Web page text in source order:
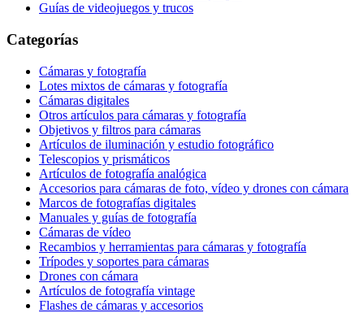
Guías de videojuegos y trucos
Categorías
Cámaras y fotografía
Lotes mixtos de cámaras y fotografía
Cámaras digitales
Otros artículos para cámaras y fotografía
Objetivos y filtros para cámaras
Artículos de iluminación y estudio fotográfico
Telescopios y prismáticos
Artículos de fotografía analógica
Accesorios para cámaras de foto, vídeo y drones con cámara
Marcos de fotografías digitales
Manuales y guías de fotografía
Cámaras de vídeo
Recambios y herramientas para cámaras y fotografía
Trípodes y soportes para cámaras
Drones con cámara
Artículos de fotografía vintage
Flashes de cámaras y accesorios